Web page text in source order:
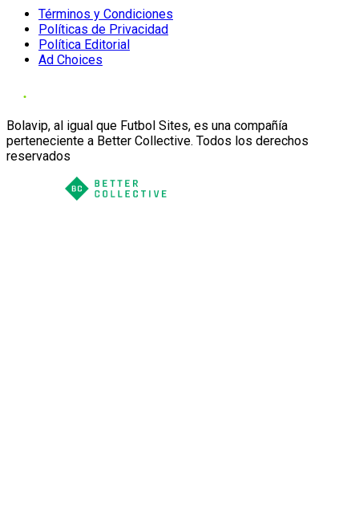
Términos y Condiciones
Políticas de Privacidad
Política Editorial
Ad Choices
Bolavip, al igual que Futbol Sites, es una compañía
perteneciente a Better Collective. Todos los derechos
reservados